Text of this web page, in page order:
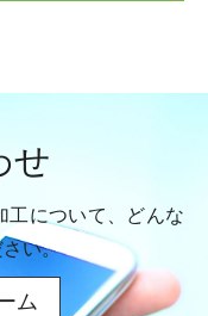
せ
について、 どんな
い。
ム